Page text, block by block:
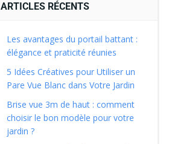
ARTICLES RÉCENTS
Les avantages du portail battant :
élégance et praticité réunies
5 Idées Créatives pour Utiliser un
Pare Vue Blanc dans Votre Jardin
Brise vue 3m de haut : comment
choisir le bon modèle pour votre
jardin ?